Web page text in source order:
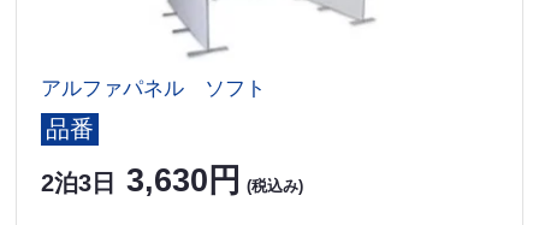
アルファパネル ソフト
品番
2泊3日 3,630円 (税込み)